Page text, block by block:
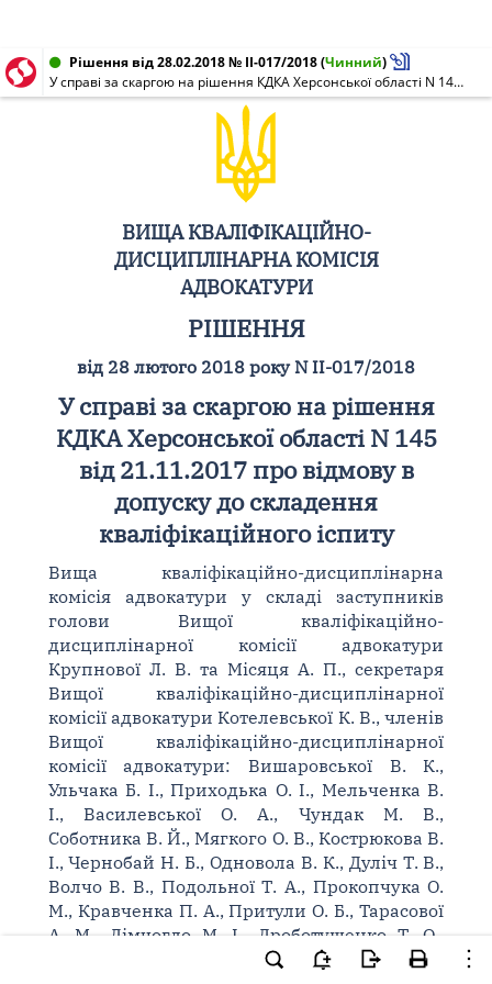
Рішення від 28.02.2018 № II-017/2018(Чинний)
У справі за скаргою на рішення КДКА Херсонської області N 145 від 21.11.2017 про відмову в допуску до складення кваліфікаційного іспиту
ВИЩА КВАЛІФІКАЦІЙНО-
ДИСЦИПЛІНАРНА КОМІСІЯ
АДВОКАТУРИ
РІШЕННЯ
від 28 лютого 2018 року N II-017/2018
У справі за скаргою на рішення
КДКА Херсонської області N 145
від 21.11.2017 про відмову в
допуску до складення
кваліфікаційного іспиту
Вища кваліфікаційно-дисциплінарна
комісія адвокатури у складі заступників
голови Вищої кваліфікаційно-
дисциплінарної комісії адвокатури
Крупнової Л. В. та Місяця А. П., секретаря
Вищої кваліфікаційно-дисциплінарної
комісії адвокатури Котелевської К. В., членів
Вищої кваліфікаційно-дисциплінарної
комісії адвокатури: Вишаровської В. К.,
Ульчака Б. І., Приходька О. І., Мельченка В.
І., Василевської О. А., Чундак М. В.,
Соботника В. Й., Мягкого О. В., Кострюкова В.
І., Чернобай Н. Б., Одновола В. К., Дуліч Т. В.,
Волчо В. В., Подольної Т. А., Прокопчука О.
М., Кравченка П. А., Притули О. Б., Тарасової
А. М., Дімчогло М. І., Дроботущенко Т. О.,
Усманова М. А., Кузьмінського О. О.,